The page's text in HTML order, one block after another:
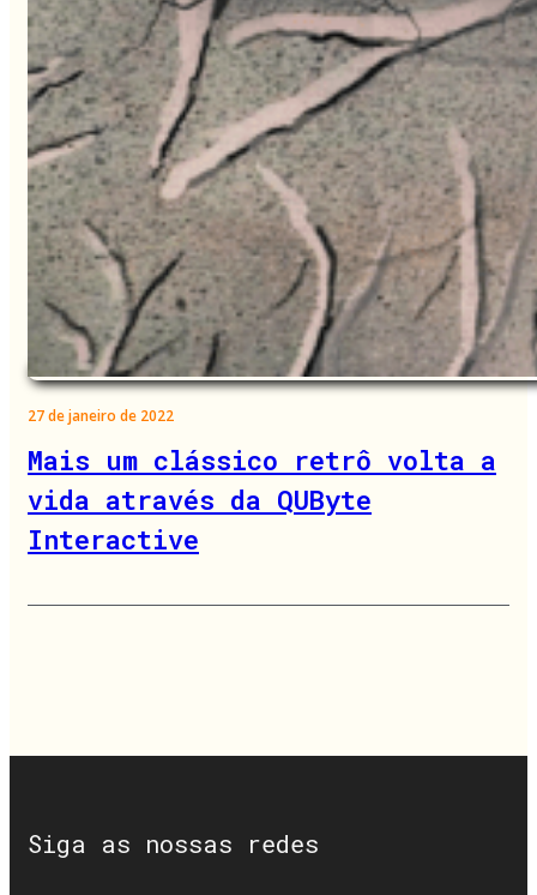
27 de janeiro de 2022
Mais um clássico retrô volta a
vida através da QUByte
Interactive
Siga as nossas redes